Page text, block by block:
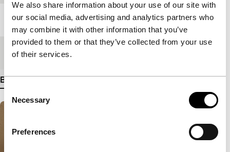
We also share information about your use of our site with
our social media, advertising and analytics partners who
may combine it with other information that you’ve
provided to them or that they’ve collected from your use
of their services.
Consent
Selection
Necessary
Preferences
Lengte 92'
Medium/Formaat
Bekijk meer details